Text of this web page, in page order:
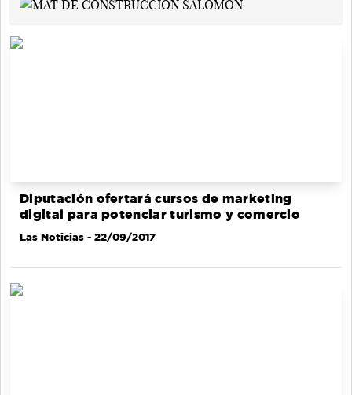
Diputación ofertará cursos de marketing
digital para potenciar turismo y comercio
Las Noticias - 22/09/2017